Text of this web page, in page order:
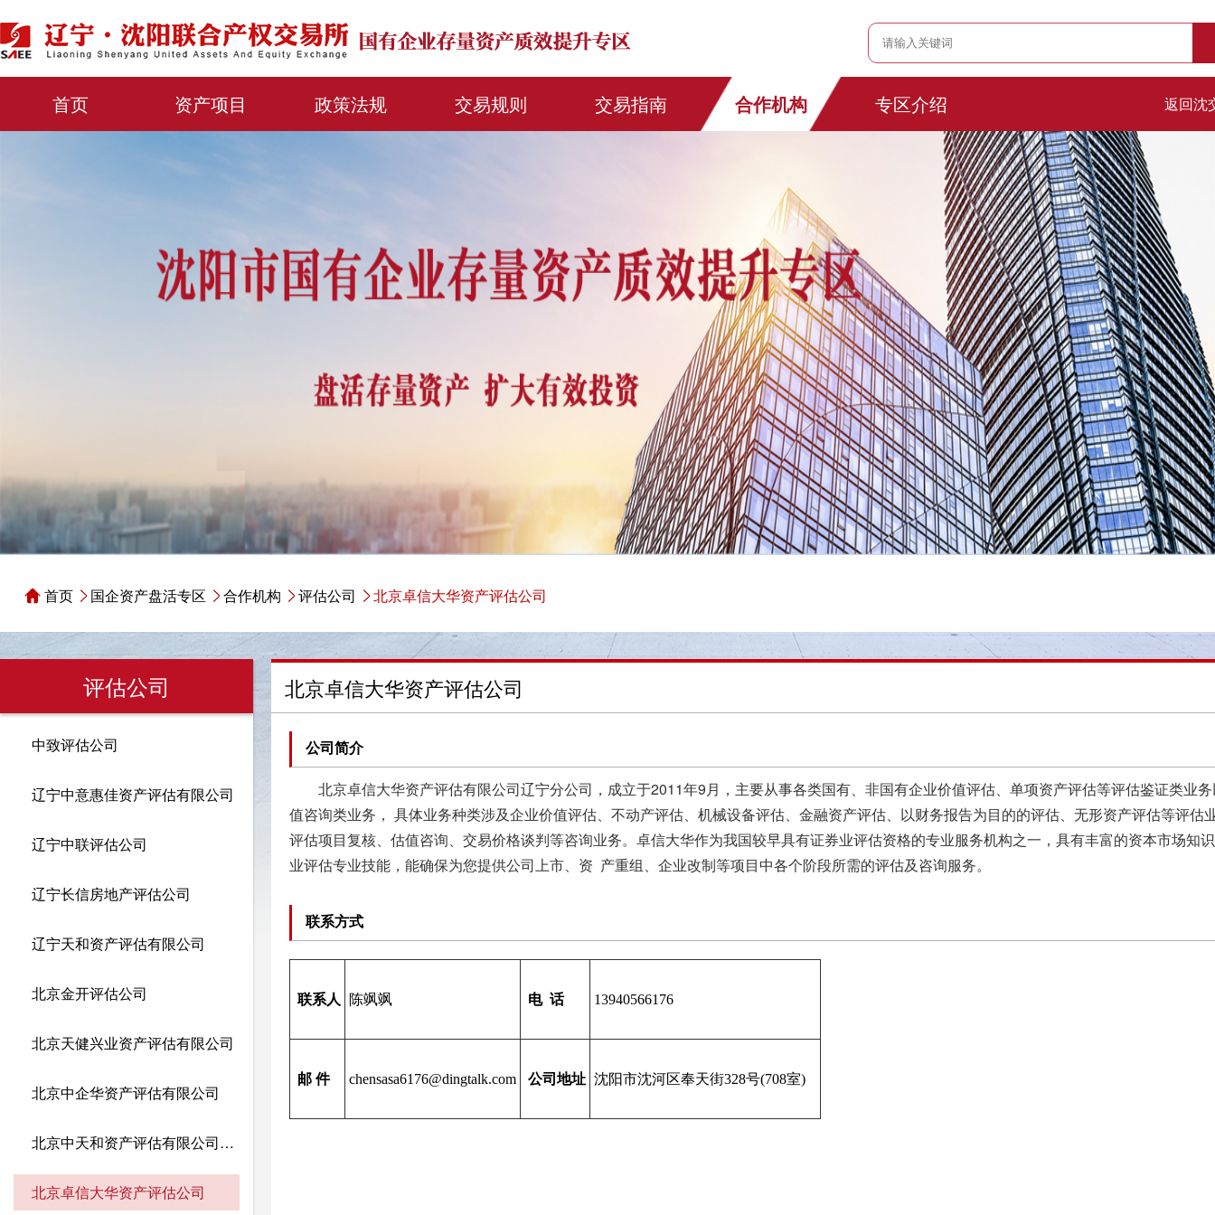
首页 资产项目 政策法规 交易规则 交易指南 合作机构 专区介绍 返回沈
首页 国企资产盘活专区 合作机构 评估公司 北京卓信大华资产评估公司
评估公司
中致评估公司
辽宁中意惠佳资产评估有限公司
辽宁中联评估公司
辽宁长信房地产评估公司
辽宁天和资产评估有限公司
北京金开评估公司
北京天健兴业资产评估有限公司
北京中企华资产评估有限公司
北京中天和资产评估有限公司辽宁分公司
北京卓信大华资产评估公司
北京卓信大华资产评估公司
公司简介
北京卓信大华资产评估有限公司辽宁分公司，成立于2011年9月，主要从事各类国有、非国有企业价值评估、单项资产评估等评估鉴证类业
值咨询类业务， 具体业务种类涉及企业价值评估、不动产评估、机械设备评估、金融资产评估、以财务报告为目的的评估、无形资产评估等评估
评估项目复核、估值咨询、交易价格谈判等咨询业务。卓信大华作为我国较早具有证券业评估资格的专业服务机构之一，具有丰富的资本市场知
业评估专业技能，能确保为您提供公司上市、资 产重组、企业改制等项目中各个阶段所需的评估及咨询服务。
联系方式
联系人 陈飒飒 电 话 13940566176
邮 件 chensasa6176@dingtalk.com 公司地址 沈阳市沈河区奉天街328号(708室)